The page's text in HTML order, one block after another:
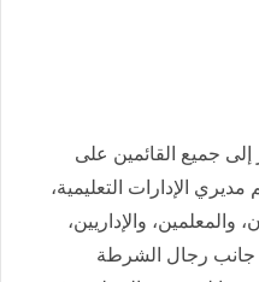
جميع القائمين على
الإدارات التعليمية،
والإداريين،
جانب رجال الشرطة